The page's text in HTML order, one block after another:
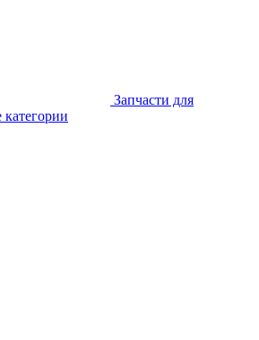
Запчасти для
категории